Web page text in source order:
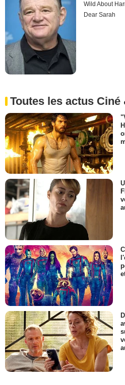
Wild About
Dear Sarah
Toutes les actus Ciné